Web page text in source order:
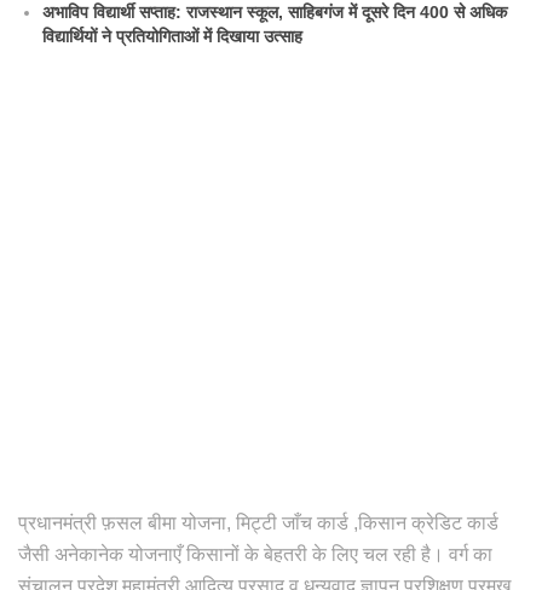
अभाविप विद्यार्थी सप्ताह: राजस्थान स्कूल, साहिबगंज में दूसरे दिन 400 से अधिक
विद्यार्थियों ने प्रतियोगिताओं में दिखाया उत्साह
प्रधानमंत्री फ़सल बीमा योजना, मिट्टी जाँच कार्ड ,किसान क्रेडिट कार्ड
जैसी अनेकानेक योजनाएँ किसानों के बेहतरी के लिए चल रही है। वर्ग का
संचालन प्रदेश महामंत्री आदित्य प्रसाद व धन्यवाद ज्ञापन प्रशिक्षण प्रमुख